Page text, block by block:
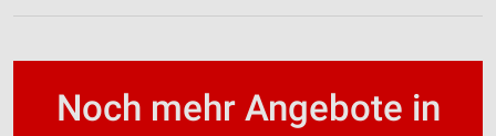
Noch mehr Angebote in